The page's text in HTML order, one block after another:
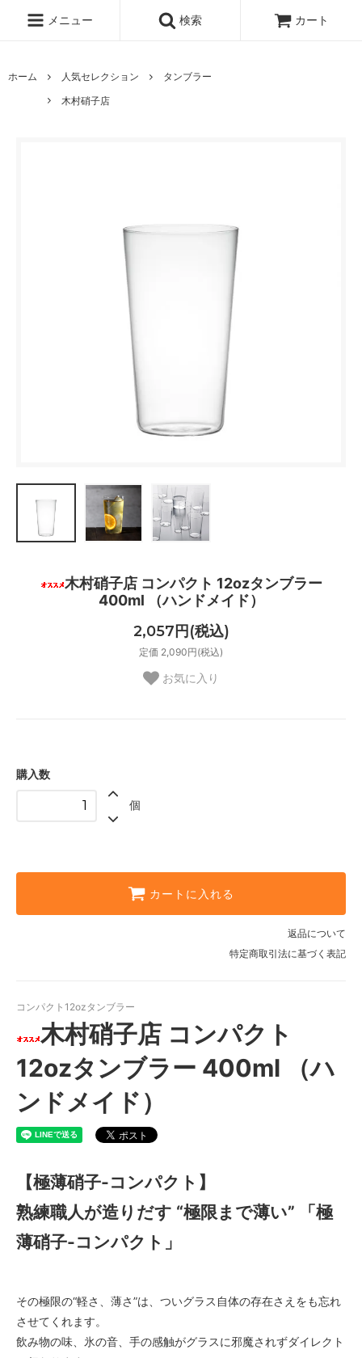
メニュー 検索 カート
ホーム 人気セレクション
タンブラー
木村硝子店
木村硝子店 コンパクト 12ozタンブラー
400ml （ハンドメイド）
2,057円(税込)
定価 2,090円(税込)
お気に入り
購入数
個
カートに入れる
返品について
特定商取引法に基づく表記
コンパクト12ozタンブラー
木村硝子店 コンパクト
12ozタンブラー 400ml （ハ
ンドメイド）
【極薄硝子-コンパクト】
熟練職人が造りだす “極限まで薄い” 「極
薄硝子-コンパクト」
その極限の“軽さ、薄さ”は、ついグラス自体の存在さえをも忘れ
させてくれます。
飲み物の味、氷の音、手の感触がグラスに邪魔されずダイレクト